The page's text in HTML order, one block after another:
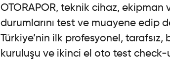
OTORAPOR, teknik cihaz,
durumlarını test ve muayene edip
Türkiye’nin ilk profesyonel, tarafsız,
kuruluşu ve ikinci el oto test check-